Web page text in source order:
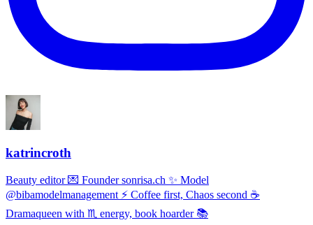
katrincroth
Beauty editor 💌 Founder sonrisa.ch ✨ Model
@bibamodelmanagement ⚡ Coffee first, Chaos second ☕
Dramaqueen with ♏ energy, book hoarder 📚